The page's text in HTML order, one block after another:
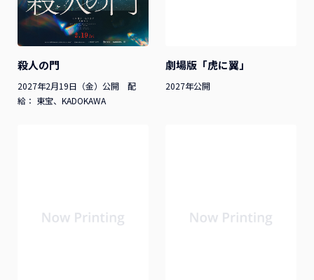
殺人の門
2027年2月19日（金）公開 配
給： 東宝、KADOKAWA
劇場版「虎に翼」
2027年公開